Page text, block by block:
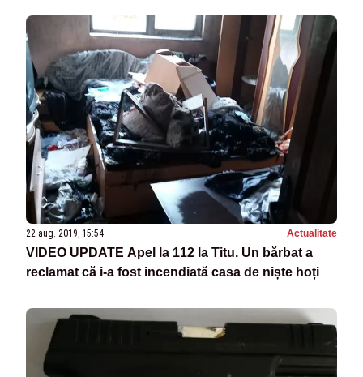
22 aug. 2019, 15:54 Actualitate
VIDEO UPDATE Apel la 112 la Titu. Un bărbat a
reclamat că i-a fost incendiată casa de niște hoți